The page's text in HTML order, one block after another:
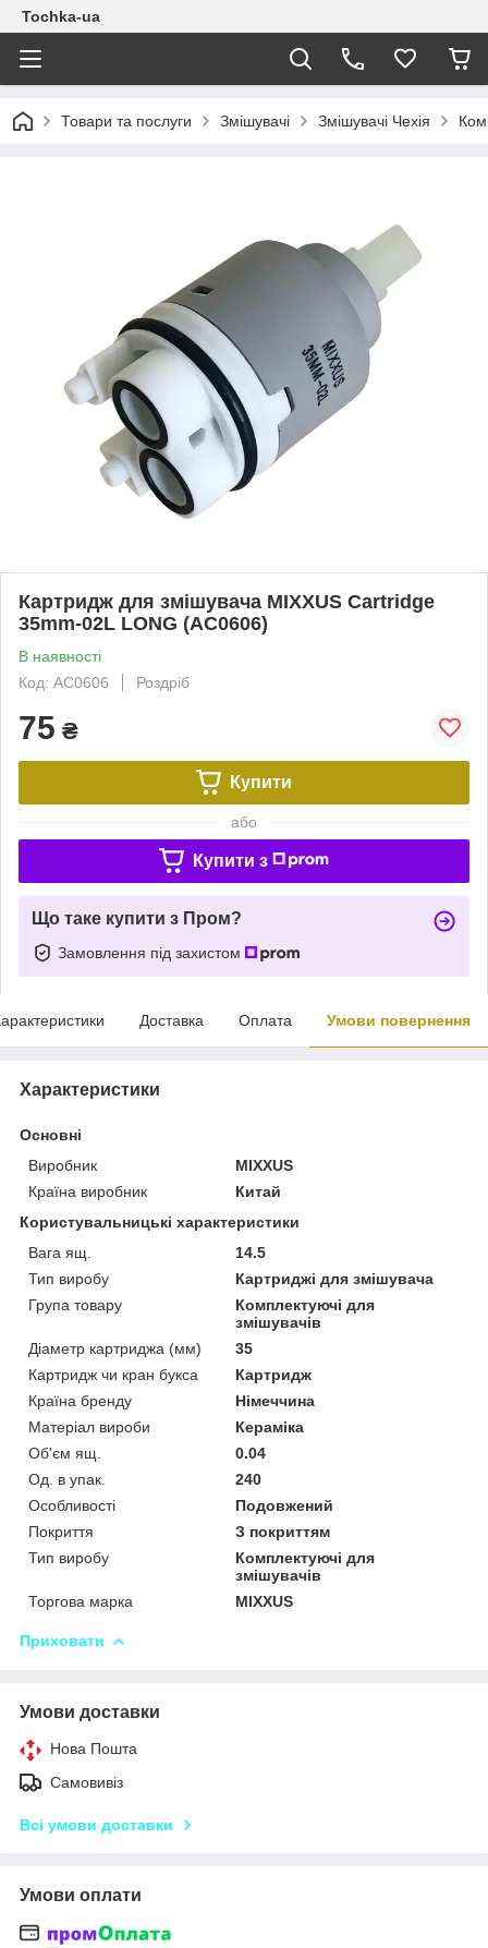
Tochka-ua
Товари та послуги Змішувачі Змішувачі Чехія
Картридж для змішувача MIXXUS Cartridge
35mm-02L LONG (AC0606)
В наявності
Код: AC0606
Роздріб
75 ₴
Купити
або
Купити з
Що таке купити з Пром?
Замовлення під захистом
Доставка Оплата Умови повернення
Характеристики
Основні
Виробник
MIXXUS
Країна виробник
Китай
Користувальницькі характеристики
Вага ящ.
14.5
Тип виробу
Картриджі для змішувача
Група товару
Комплектуючі для
змішувачів
Діаметр картриджа (мм)
35
Картридж чи кран букса
Картридж
Країна бренду
Німеччина
Матеріал вироби
Кераміка
Об'єм ящ.
0.04
Од. в упак.
240
Особливості
Подовжений
Покриття
З покриттям
Тип виробу
Комплектуючі для
змішувачів
Торгова марка
MIXXUS
Приховати
Умови доставки
Нова Пошта
Самовивіз
Всі умови доставки
Умови оплати